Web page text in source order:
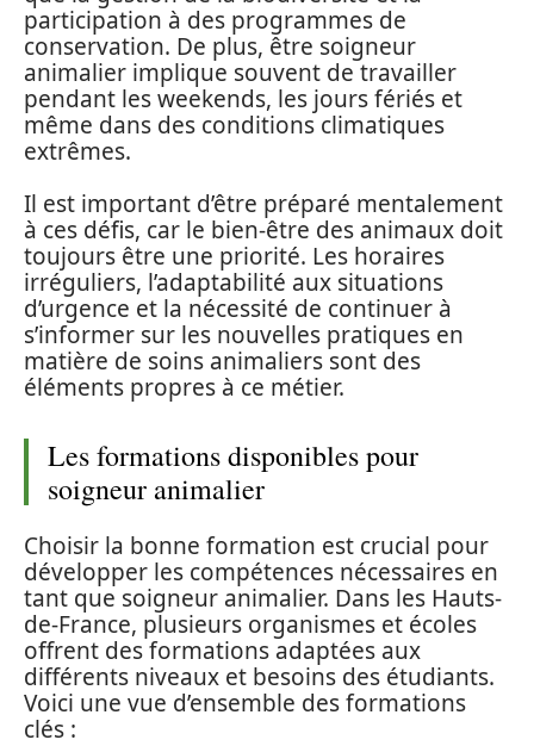
participation à des programmes de
conservation. De plus, être soigneur
animalier implique souvent de travailler
pendant les weekends, les jours fériés et
même dans des conditions climatiques
extrêmes.
Il est important d’être préparé mentalement
à ces défis, car le bien-être des animaux doit
toujours être une priorité. Les horaires
irréguliers, l’adaptabilité aux situations
d’urgence et la nécessité de continuer à
s’informer sur les nouvelles pratiques en
matière de soins animaliers sont des
éléments propres à ce métier.
Les formations disponibles pour
soigneur animalier
Choisir la bonne formation est crucial pour
développer les compétences nécessaires en
tant que soigneur animalier. Dans les Hauts-
de-France, plusieurs organismes et écoles
offrent des formations adaptées aux
différents niveaux et besoins des étudiants.
Voici une vue d’ensemble des formations
clés :